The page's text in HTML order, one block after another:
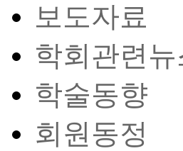
보도자료
학회관련뉴
학술동향
회원동정